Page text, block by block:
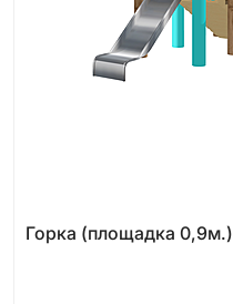
Горка (площадка 0,9м.)